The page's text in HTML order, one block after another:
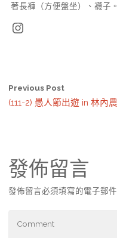
著長褲（方便盤坐）、襪子。
Instagram
Previous Post
(111-2) 愚人節出遊 in 林內
發佈留言
發佈留言必須填寫的電子郵